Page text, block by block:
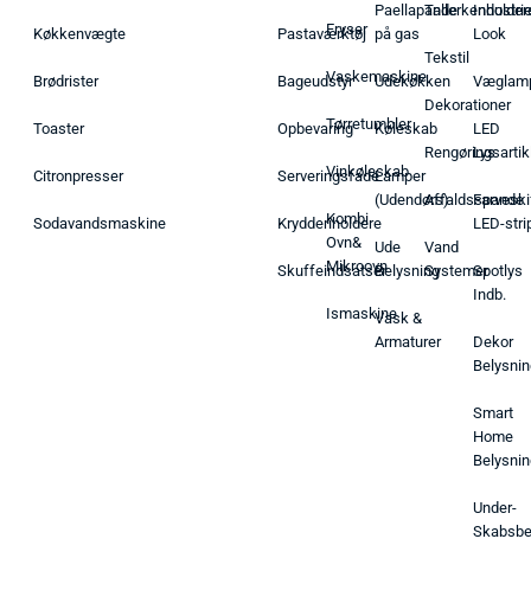
Køkkenvægte
Brødrister
Toaster
Citronpresser
Sodavandsmaskine
Pastaværktøj
Bageudstyr
Opbevaring
Serveringsfade
Krydderiholdere
Skuffeindsatser
Fryser
Vaskemaskine
Tørretumbler
Vinkøleskab
Kombi
Ovn&
Mikroovn
Ismaskine
Paellapande
på gas
Udekøkken
Køleskab
Lamper
(Udendørs)
Ude
Belysning
Vask &
Armaturer
Tekstil
Dekorationer
Affaldsspande
Vand
Systemer
Look
LED
Lys
LED-
Spotlys
Indb.
Dekor
Smart
Home
Under-